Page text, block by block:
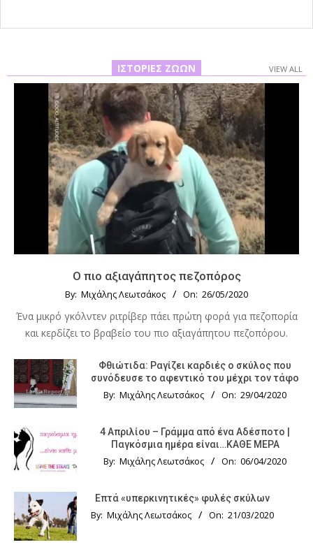
ΙΣΤΟΡΊΕΣ ΖΏΩΝ VIEW ALL
Ο πιο αξιαγάπητος πεζοπόρος
By: Μιχάλης Λεωτσάκος On: 26/05/2020
Ένα μικρό γκόλντεν ριτρίβερ πάει πρώτη φορά για πεζοπορία
και κερδίζει το βραβείο του πιο αξιαγάπητου πεζοπόρου.
Φθιώτιδα: Ραγίζει καρδιές ο σκύλος που
συνόδευσε το αφεντικό του μέχρι τον τάφο
By: Μιχάλης Λεωτσάκος On: 29/04/2020
4 Απριλίου – Γράμμα από ένα Αδέσποτο |
Παγκόσμια ημέρα είναι…ΚΑΘΕ ΜΕΡΑ
By: Μιχάλης Λεωτσάκος On: 06/04/2020
Επτά «υπερκινητικές» φυλές σκύλων
By: Μιχάλης Λεωτσάκος On: 21/03/2020